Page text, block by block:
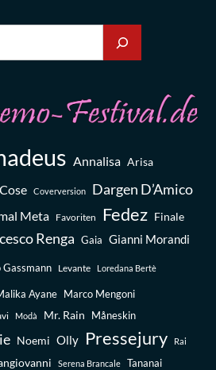
Annalisa Arisa
Coverversion Dargen D’Amico
Meta Favoriten Fedez Finale
Renga Gaia Gianni Morandi
Gassmann Levante Loredana Bertè
Ayane Marco Mengoni
Modà Mr. Rain Måneskin
Noemi Olly Pressejury Rai
Serena Brancale Tananai